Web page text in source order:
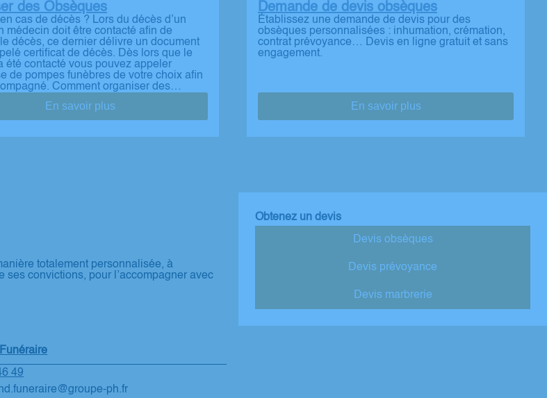
des Obsèques
cas de décès ? Lors du décès d’un
médecin doit être contacté afin de
décès, ce dernier délivre un document
certificat de décès. Dès lors que le
été contacté vous pouvez appeler
de pompes funèbres de votre choix afin
Comment organiser des…
En savoir plus
Demande de devis obsèques
Établissez une demande de devis pour des
obsèques personnalisées : inhumation, crémation,
contrat prévoyance… Devis en ligne gratuit et sans
engagement.
En savoir plus
totalement personnalisée, à
ses convictions, pour l’accompagner avec
Obtenez un devis
Devis obsèques
Devis prévoyance
Devis marbrerie
49
ph.fr